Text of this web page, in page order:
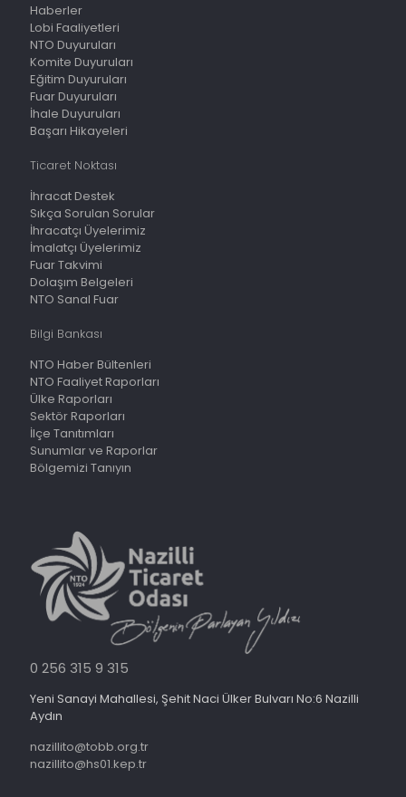
Haberler
Lobi Faaliyetleri
NTO Duyuruları
Komite Duyuruları
Eğitim Duyuruları
Fuar Duyuruları
İhale Duyuruları
Başarı Hikayeleri
Ticaret Noktası
İhracat Destek
Sıkça Sorulan Sorular
İhracatçı Üyelerimiz
İmalatçı Üyelerimiz
Fuar Takvimi
Dolaşım Belgeleri
NTO Sanal Fuar
Bilgi Bankası
NTO Haber Bültenleri
NTO Faaliyet Raporları
Ülke Raporları
Sektör Raporları
İlçe Tanıtımları
Sunumlar ve Raporlar
Bölgemizi Tanıyın
0 256 315 9 315
Yeni Sanayi Mahallesi, Şehit Naci Ülker Bulvarı No:6 Nazilli
Aydın
nazillito@tobb.org.tr
nazillito@hs01.kep.tr